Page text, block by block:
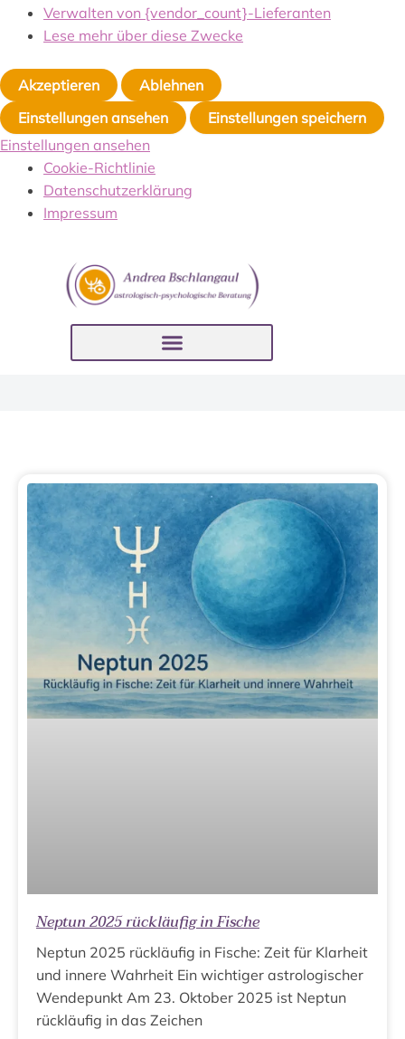
Verwalten von {vendor_count}-Lieferanten
Lese mehr über diese Zwecke
Akzeptieren
Ablehnen
Einstellungen ansehen
Einstellungen speichern
Einstellungen ansehen
Cookie-Richtlinie
Datenschutzerklärung
Impressum
Neptun 2025 rückläufig in Fische
Neptun 2025 rückläufig in Fische: Zeit für Klarheit
und innere Wahrheit Ein wichtiger astrologischer
Wendepunkt Am 23. Oktober 2025 ist Neptun
rückläufig in das Zeichen